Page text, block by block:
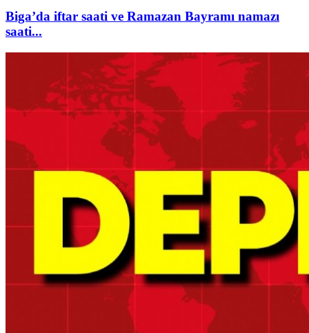
Biga’da iftar saati ve Ramazan Bayramı namazı
saati...